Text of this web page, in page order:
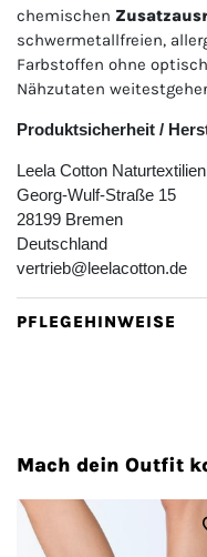
chemischen
schwermetallfreien,
Farbstoffen ohne
Nähzutaten
Produktsicherheit /
Leela Cotton
Georg-Wulf-Straße 15
28199 Bremen
Deutschland
vertrieb@leelacotton.de
PFLEGEHINWEISE
Mach dein Outfit